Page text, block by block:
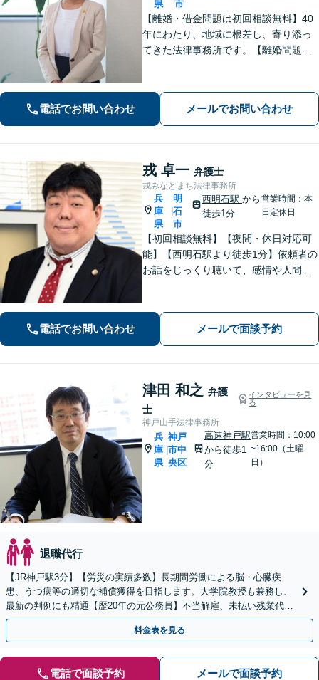
県
市
【離婚・借金問題は初回相談無料】40
年にわたり、地域に根差し、寄り添っ
てきた法律事務所です。【離婚問題】
【借金問題】受任から申し立てまでス
ピーディーに対応いたします【明石駅7
分】
電話でお問い合わせ メールでお問い合わせ
戎 卓一 弁護士
戎みなとまち法律事務所
兵
庫
県
|
明
石
市
西明石駅 から
徒歩1分
営業時間：本
日定休日
【初回相談無料】【夜間・休日対応可
能】【西明石駅より徒歩1分】依頼者の
お話をじっくり聴いて、感情や人間関
トワーク軽く迅速・誠実に対応しま
す。まずはお気軽にご相談ください。
電話でお問い合わせ メールで面談予約
津田 和之 弁護
士
インタビューを見
る
神戸山手法律事務所
兵
庫
県
|
神戸
市中
央区
高速神戸駅
から徒歩1
分
営業時間：10:00
~16:00（土曜
日）
退職代行
【JR神戸駅3分】【労災の実績多数】長期間労働による脳・心臓疾
患、うつ病等の適切な補償獲得を目指します。大学院教授も兼務し、
最新の判例にも精通【歴20年の元公務員】不当解雇、未払い残業代
等、労働者の立場から親身にサポート【初回相談無料】
料金表を見る
電話で面談予約 メールで面談予約